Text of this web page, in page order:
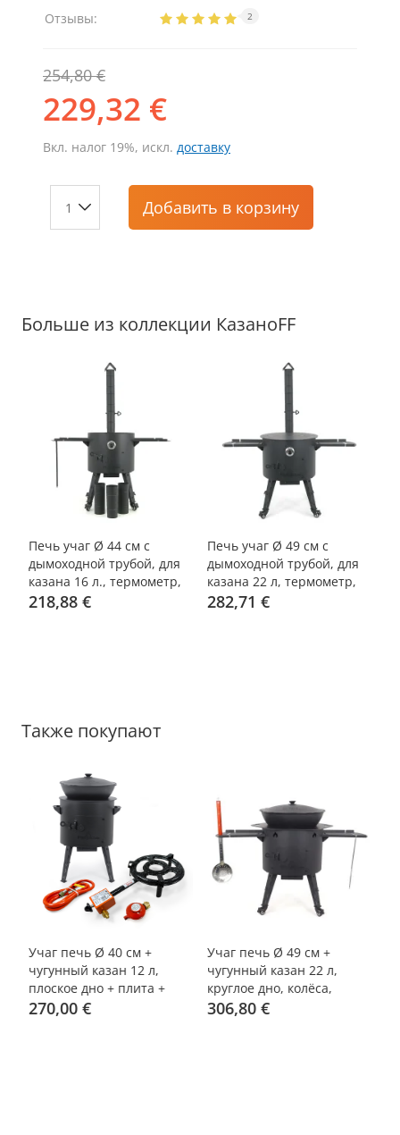
Отзывы:
2
254,80 €
229,32 €
Вкл. налог 19%, искл. доставку
Добавить в корзину
Больше из коллекции КазаноFF
-20%
Печь учаг Ø 44 см с
дымоходной трубой, для
казана 16 л., термометр,
колёса, столики,
218,88 €
-15%
Печь учаг Ø 49 см с
дымоходной трубой, для
казана 22 л, термометр,
колёса, столики, плита
282,71 €
Также покупают
-15%
Учаг печь Ø 40 см +
чугунный казан 12 л,
плоское дно + плита +
газовая горелка, шланг,
270,00 €
-20%
Учаг печь Ø 49 см +
чугунный казан 22 л,
круглое дно, колёса,
столики, плита +
306,80 €